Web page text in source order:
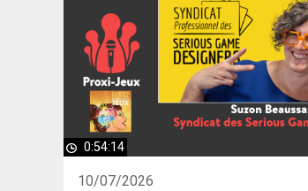
0:54:14
10/07/2026